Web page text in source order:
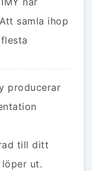
samla ihop
producerar
till ditt
ut.